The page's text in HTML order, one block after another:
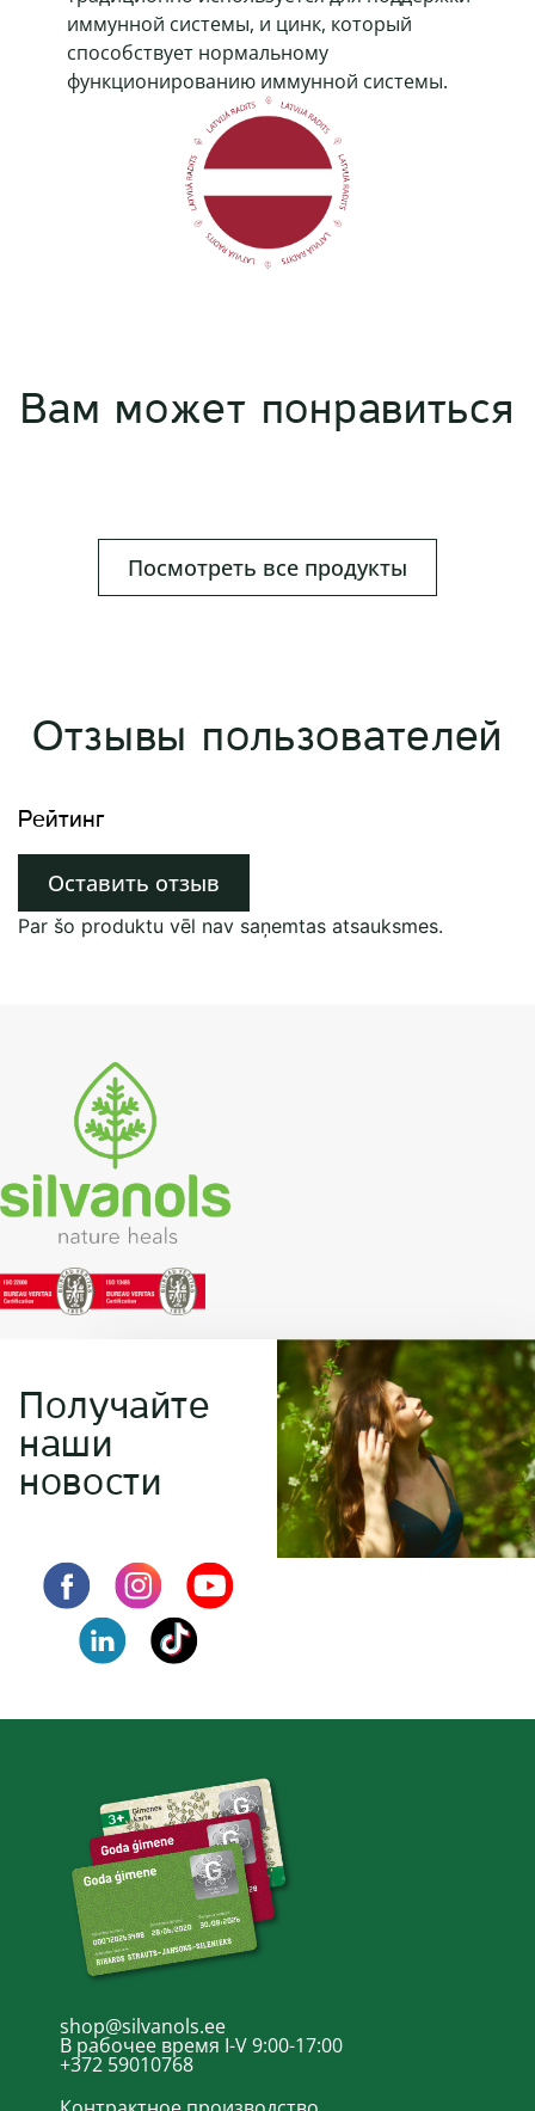
иммунной системы, и цинк, который
способствует нормальному
функционированию иммунной системы.
Вам может понравиться
Посмотреть все продукты
Отзывы пользователей
Рейтинг
Оставить отзыв
Par šo produktu vēl nav saņemtas atsauksmes.
Получайте
наши
новости
shop@silvanols.ee
В рабочее время I-V 9:00-17:00
+372 59010768